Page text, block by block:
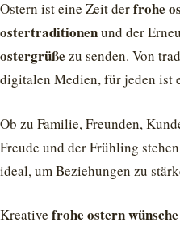
Ostern ist eine Zeit derfrohe
ostertraditionenund der
ostergrüße zu senden. Von
digitalen Medien, für jeden ist
Ob zu Familie, Freunden,
Freude und der Frühling
ideal, um Beziehungen zu
Kreative frohe ostern wünsche